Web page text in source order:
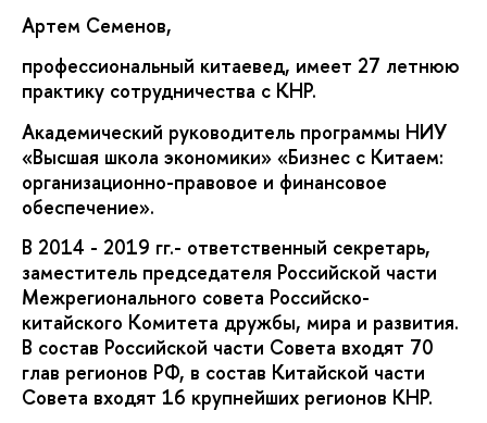
Артем Семенов,
профессиональный китаевед, имеет 27 летнюю
практику сотрудничества с КНР.
Академический руководитель программы НИУ
«Высшая школа экономики» «Бизнес с Китаем:
организационно-правовое и финансовое
обеспечение».
В 2014 - 2019 гг.- ответственный секретарь,
заместитель председателя Российской части
Межрегионального совета Российско-
китайского Комитета дружбы, мира и развития.
В состав Российской части Совета входят 70
глав регионов РФ, в состав Китайской части
Совета входят 16 крупнейших регионов КНР.